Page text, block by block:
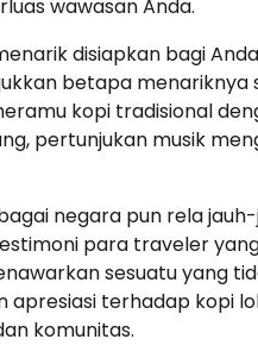
wawasan Anda.
disiapkan bagi
betapa menariknya
kopi tradisional
pertunjukan musik
negara pun rela
para traveler
sesuatu yang
apresiasi terhadap kopi
komunitas.